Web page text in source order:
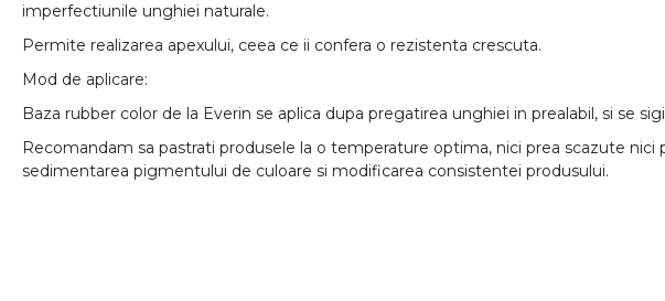
imperfectiunile unghiei naturale.
Permite realizarea apexului, ceea ce ii confera o rezistenta crescuta.
Mod de aplicare:
Baza rubber color de la Everin se aplica dupa pregatirea unghiei in prealabil, si se
Recomandam sa pastrati produsele la o temperature optima, nici prea scazute nici
sedimentarea pigmentului de culoare si modificarea consistentei produsului.